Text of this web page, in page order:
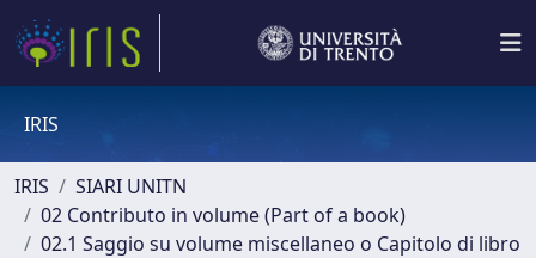
IRIS
IRIS
SIARI UNITN
02 Contributo in volume (Part of a book)
02.1 Saggio su volume miscellaneo o Capitolo di libro